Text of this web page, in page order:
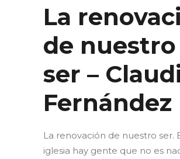
La
de nuestro
ser –
Fernández
La renovación de nuestro ser.
iglesia hay gente que no es